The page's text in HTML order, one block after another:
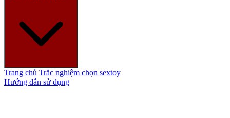
Trang chủ Trắc nghiệm chọn sextoy
Hướng dẫn sử dụng